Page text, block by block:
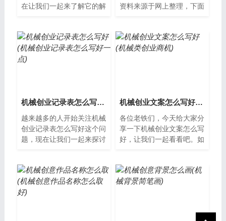
在让我们一起来了解它的解
前，需要进行...
资料来源于网上整理，下面
械创业需要...
机械创业记录表怎么写好(机械创业记录表怎么写好一点)
越来越多的人开始关注机械
创业记录表怎么写好这个问
题，现在让我们一起来探讨
业者们需要...
机械创业文案怎么写好(机械类创业商机)
各位老铁们，今天给大家分
享一下机械创业文案怎么写
好，让我们一起看看吧。如
要的一部分...